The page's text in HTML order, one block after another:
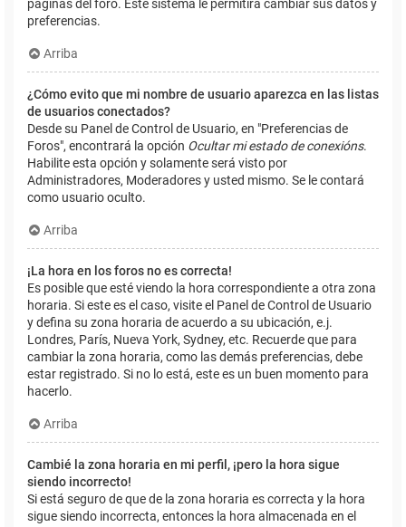
páginas del foro. Este sistema le permitirá cambiar sus datos y
preferencias.
Arriba
¿Cómo evito que mi nombre de usuario aparezca en las listas
de usuarios conectados?
Desde su Panel de Control de Usuario, en "Preferencias de
Foros", encontrará la opción Ocultar mi estado de conexións.
Habilite esta opción y solamente será visto por
Administradores, Moderadores y usted mismo. Se le contará
como usuario oculto.
Arriba
¡La hora en los foros no es correcta!
Es posible que esté viendo la hora correspondiente a otra zona
horaria. Si este es el caso, visite el Panel de Control de Usuario
y defina su zona horaria de acuerdo a su ubicación, e.j.
Londres, París, Nueva York, Sydney, etc. Recuerde que para
cambiar la zona horaria, como las demás preferencias, debe
estar registrado. Si no lo está, este es un buen momento para
hacerlo.
Arriba
Cambié la zona horaria en mi perfil, ¡pero la hora sigue
siendo incorrecto!
Si está seguro de que de la zona horaria es correcta y la hora
sigue siendo incorrecta, entonces la hora almacenada en el